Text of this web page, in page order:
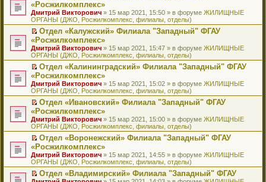
н
ю
о
б
щ
е
н
ю
н
м
у
с
о
б
щ
е
н
ю
ч
т
а
н
н
м
у
с
о
б
щ
е
н
ю
н
п
р
о
ч
т
а
н
н
м
у
с
о
б
щ
е
н
ю
р
о
м
у
н
п
р
о
ч
т
а
н
н
м
у
с
о
б
щ
е
н
т
к
п
е
р
о
м
у
н
п
р
о
ч
т
а
н
н
м
у
с
о
П
р
е
й
т
к
п
е
р
о
м
у
н
п
р
о
ч
т
а
н
н
«Росжилкомплекс»
Дмитрий Викторович » 15 мар 2021, 15:50 » в форуме ЖИЛИЩНЫЕ
ОРГАНЫ (ДЖО, Росжилкомплекс, филиалы, отделы)
П
р
е
й
т
к
п
е
р
о
м
у
н
п
р
о
ч
Отдел «Калужский» Филиала "Западный" ФГАУ
«Росжилкомплекс»
Дмитрий Викторович » 15 мар 2021, 15:47 » в форуме ЖИЛИЩНЫЕ
ОРГАНЫ (ДЖО, Росжилкомплекс, филиалы, отделы)
П
р
е
й
т
к
п
е
р
о
м
у
н
Отдел «Калининградский» Филиала "Западный" ФГАУ
«Росжилкомплекс»
Дмитрий Викторович » 15 мар 2021, 15:02 » в форуме ЖИЛИЩНЫЕ
ОРГАНЫ (ДЖО, Росжилкомплекс, филиалы, отделы)
П
р
е
й
т
к
п
е
р
Отдел «Ивановский» Филиала "Западный" ФГАУ
«Росжилкомплекс»
Дмитрий Викторович » 15 мар 2021, 15:00 » в форуме ЖИЛИЩНЫЕ
ОРГАНЫ (ДЖО, Росжилкомплекс, филиалы, отделы)
П
р
е
й
т
Отдел «Воронежский» Филиала "Западный" ФГАУ
«Росжилкомплекс»
Дмитрий Викторович » 15 мар 2021, 14:55 » в форуме ЖИЛИЩНЫЕ
ОРГАНЫ (ДЖО, Росжилкомплекс, филиалы, отделы)
П
Отдел «Владимирский» Филиала "Западный" ФГАУ